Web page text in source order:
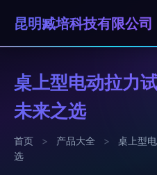
昆明臧培科技有限公司
桌上型电动拉力
未来之选
首页 > 产品大全 >
桌上型
选